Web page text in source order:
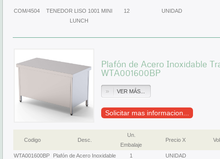
COM/4504
TENEDOR LISO 1001 MINI
LUNCH
12 UNIDAD
Plafón de Acero Inoxidable
WTA001600BP
VER MÁS...
Solicitar mas informacion...
Codigo Desc.
Un.
Embalaje
Precio X
WTA001600BP
Plafón de Acero Inoxidable
1 UNIDAD